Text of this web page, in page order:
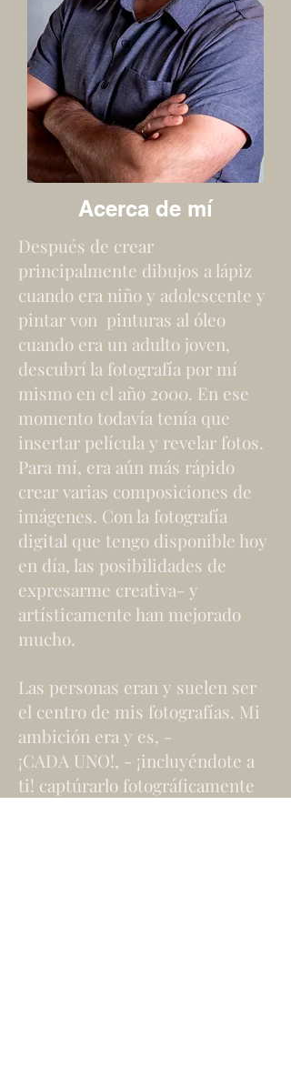
Acerca de mí
Después de crear
principalmente dibujos a lápiz
cuando era niño y adolescente y
pintar von pinturas al óleo
cuando era un adulto joven,
descubrí la fotografía por mí
mismo en el año 2000. En ese
momento todavía tenía que
insertar película y revelar fotos.
Para mí, era aún más rápido
crear varias composiciones de
imágenes. Con la fotografía
digital que tengo disponible hoy
en día, las posibilidades de
expresarme creativa- y
artísticamente han mejorado
mucho.
Las personas eran y suelen ser
el centro de mis fotografías. Mi
ambición era y es, -
¡CADA UNO!, - ¡incluyéndote a
ti! captúrarlo fotográficamente